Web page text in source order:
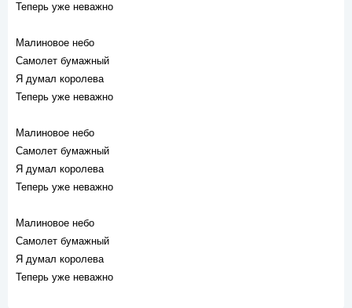
Теперь уже неважно
Малиновое небо
Самолет бумажный
Я думал королева
Теперь уже неважно
Малиновое небо
Самолет бумажный
Я думал королева
Теперь уже неважно
Малиновое небо
Самолет бумажный
Я думал королева
Теперь уже неважно